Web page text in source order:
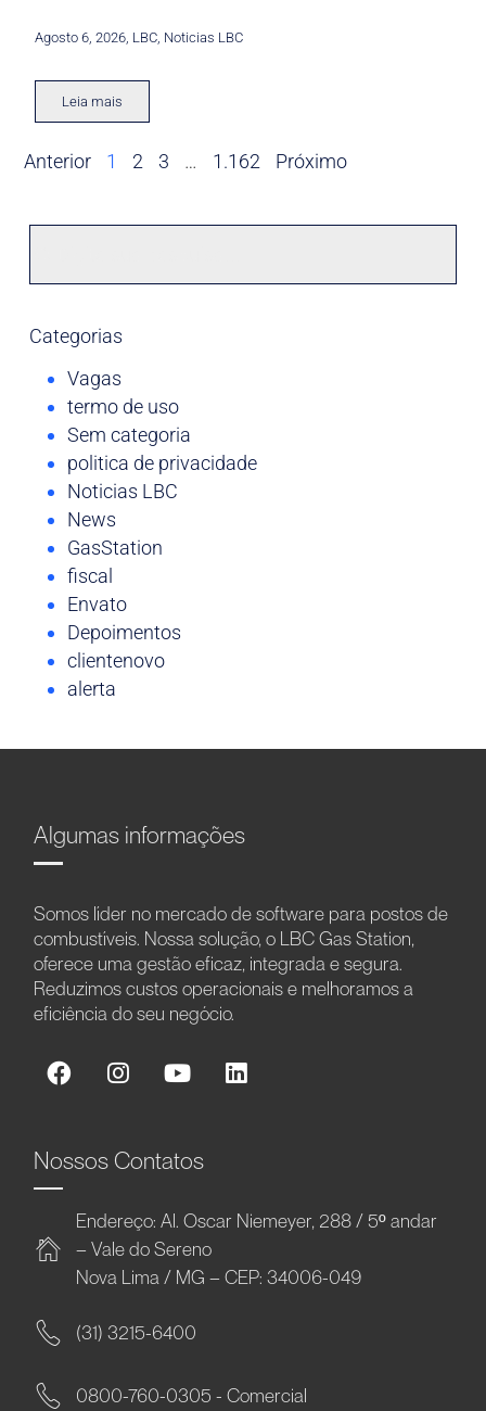
Agosto 6, 2026 LBC Noticias LBC
Leia mais
Anterior 1 2 3 … 1.162 Próximo
Categorias
Vagas
termo de uso
Sem categoria
politica de privacidade
Noticias LBC
News
GasStation
fiscal
Envato
Depoimentos
clientenovo
alerta
Algumas informações
Somos líder no mercado de software para postos de
combustíveis. Nossa solução, o LBC Gas Station,
oferece uma gestão eficaz, integrada e segura.
Reduzimos custos operacionais e melhoramos a
eficiência do seu negócio.
Nossos Contatos
Endereço: Al. Oscar Niemeyer, 288 / 5º andar
– Vale do Sereno
Nova Lima / MG – CEP: 34006-049
(31) 3215-6400
0800-760-0305 - Comercial